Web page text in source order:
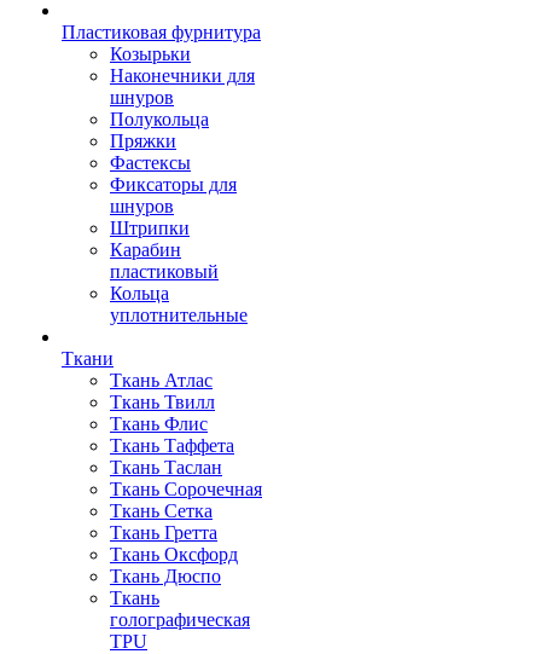
Пластиковая фурнитура
Козырьки
Наконечники для
шнуров
Полукольца
Пряжки
Фастексы
Фиксаторы для
шнуров
Штрипки
Карабин
пластиковый
Кольца
уплотнительные
Ткани
Ткань Атлас
Ткань Твилл
Ткань Флис
Ткань Таффета
Ткань Таслан
Ткань Сорочечная
Ткань Сетка
Ткань Гретта
Ткань Оксфорд
Ткань Дюспо
Ткань
голографическая
TPU